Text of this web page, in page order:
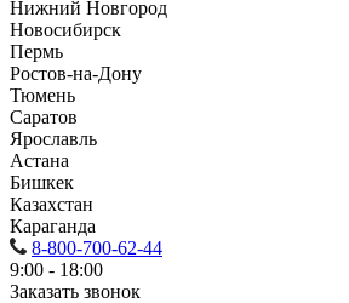
Нижний Новгород
Новосибирск
Пермь
Ростов-на-Дону
Тюмень
Саратов
Ярославль
Астана
Бишкек
Казахстан
Караганда
8-800-700-62-44
9:00 - 18:00
Заказать звонок